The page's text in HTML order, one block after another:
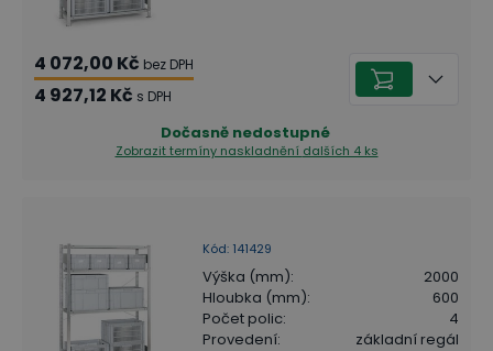
4 072,00 Kč bez DPH
4 927,12 Kč s DPH
Dočasně nedostupné
Zobrazit termíny naskladnění dalších 4 ks
Kód: 141429
Výška (mm):
2000
Hloubka (mm):
600
Počet polic:
4
Provedení: základní regál